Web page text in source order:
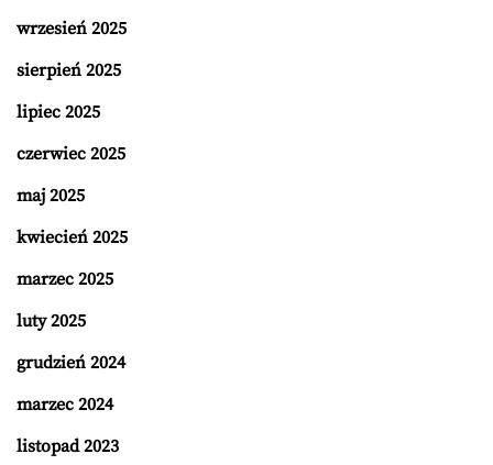
wrzesień 2025
sierpień 2025
lipiec 2025
czerwiec 2025
maj 2025
kwiecień 2025
marzec 2025
luty 2025
grudzień 2024
marzec 2024
listopad 2023